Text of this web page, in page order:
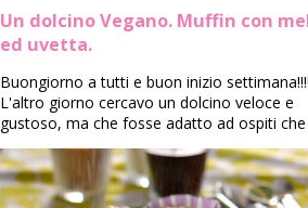
Un dolcino Vegano. Muffin con
ed uvetta.
Buongiorno a tutti e buon inizio
L'altro giorno cercavo un dolcino veloce e
gustoso, ma che fosse adatto ad ospiti che